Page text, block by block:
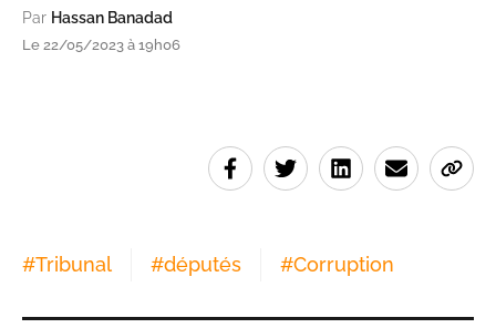
Par Hassan Banadad
Le 22/05/2023 à 19h06
#Tribunal #députés #Corruption